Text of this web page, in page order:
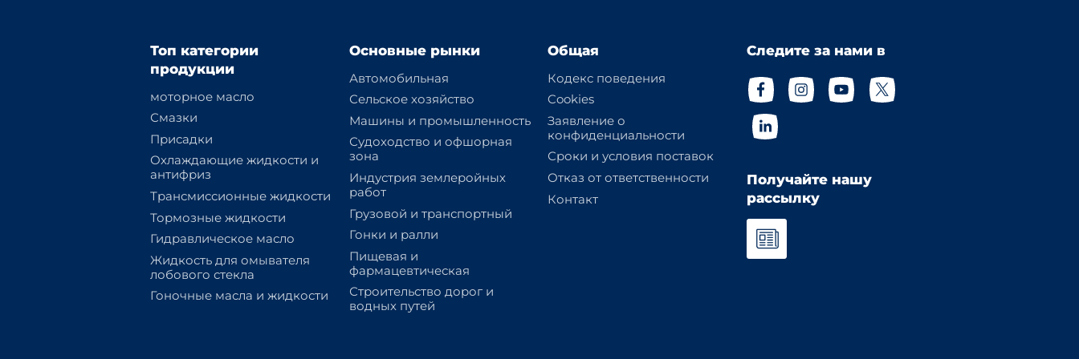
Топ категории
продукции
моторное масло
Смазки
Присадки
Охлаждающие жидкости и
антифриз
Трансмиссионные жидкости
Тормозные жидкости
Гидравлическое масло
Жидкость для омывателя
лобового стекла
Гоночные масла и жидкости
Основные рынки
Автомобильная
Сельское хозяйство
Машины и промышленность
Судоходство и офшорная
зона
Индустрия землеройных
работ
Грузовой и транспортный
Гонки и ралли
Пищевая и
фармацевтическая
Строительство дорог и
водных путей
Общая
Кодекс поведения
Cookies
Заявление о
конфиденциальности
Сроки и условия поставок
Отказ от ответственности
Контакт
Следите за нами в
Получайте нашу
рассылку